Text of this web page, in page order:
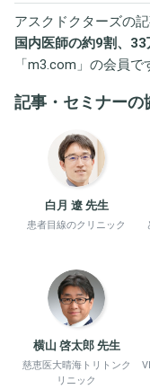
アスクドクターズの
国内医師の約9割、
「m3.com 」の会員で
記事・セミナーの
白月 遼 先生
患者目線のクリニック
横山 啓太郎 先生
慈恵医大晴海トリトンク
リニック